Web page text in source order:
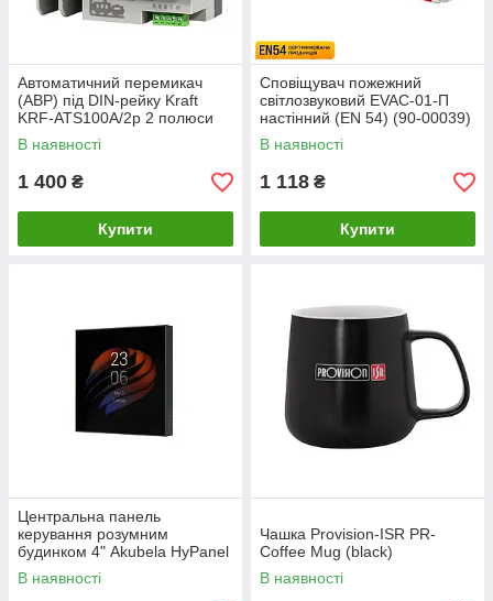
Автоматичний перемикач
(АВР) під DIN-рейку Kraft
KRF-ATS100A/2p 2 полюси
(51-00100)
В наявності
1 400 ₴
Купити
Сповіщувач пожежний
світлозвуковий EVAC-01-П
настінний (EN 54) (90-00039)
В наявності
1 118 ₴
Купити
Центральна панель
керування розумним
будинком 4" Akubela HyPanel
PS51-R2-EU
В наявності
Чашка Provision-ISR PR-
Coffee Mug (black)
В наявності